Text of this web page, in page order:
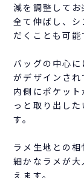
減を調整して
全て伸ばし、
だくことも可能
バッグの中心
がデザインされ
内側にポケッ
っと取り出し
す。
ラメ生地との相
細かなラメが
えます。